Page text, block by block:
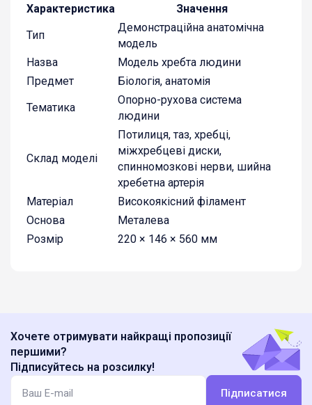
Характеристика
Значення
Тип
Демонстраційна анатомічна
модель
Назва
Модель хребта людини
Предмет
Біологія, анатомія
Тематика
Опорно-рухова система
людини
Склад моделі
Потилиця, таз, хребці,
міжхребцеві диски,
спинномозкові нерви, шийна
хребетна артерія
Матеріал
Високоякісний філамент
Основа
Металева
Розмір
220 × 146 × 560 мм
Хочете отримувати найкращі пропозиції
першими?
Підписуйтесь на розсилку!
Підписатися